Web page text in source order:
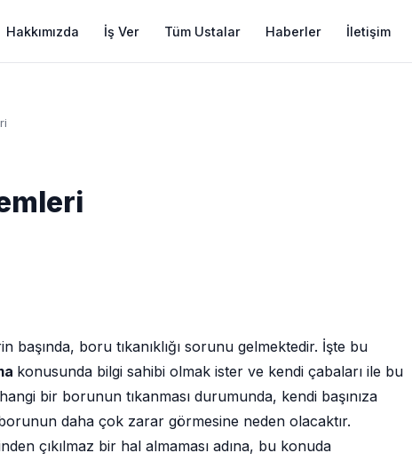
Hakkımızda İş Ver Tüm Ustalar Haberler İletişim
başında, boru tıkanıklığı sorunu gelmektedir. İşte bu
konusunda bilgi sahibi olmak ister ve kendi çabaları ile bu
bir borunun tıkanması durumunda, kendi başınıza
daha çok zarar görmesine neden olacaktır.
çıkılmaz bir hal almaması adına, bu konuda